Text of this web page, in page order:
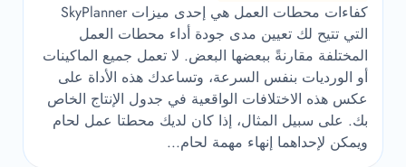
كفاءات محطات العمل هي إحدى ميزات SkyPlanner
التي تتيح لك تعيين مدى جودة أداء محطات العمل
المختلفة مقارنةً ببعضها البعض. لا تعمل جميع الماكينات
أو الورديات بنفس السرعة، وتساعدك هذه الأداة على
عكس هذه الاختلافات الواقعية في جدول الإنتاج الخاص
بك. على سبيل المثال، إذا كان لديك محطتا عمل لحام
ويمكن لإحداهما إنهاء مهمة لحام...